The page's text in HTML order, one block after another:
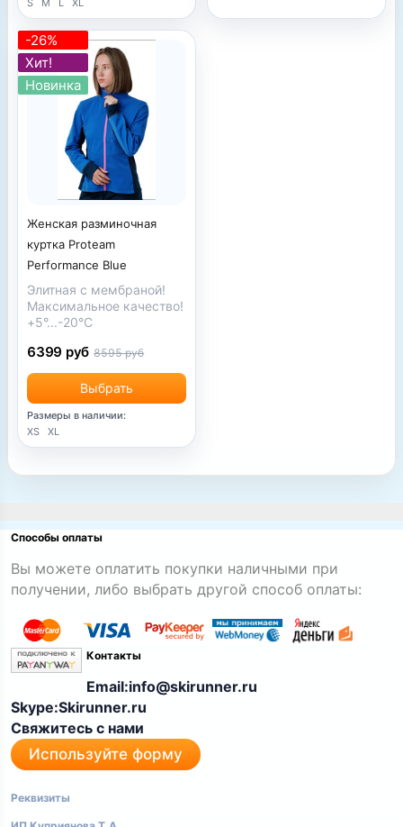
-26%
Хит!
Новинка
Женская разминочная
куртка Proteam
Performance Blue
Элитная с мембраной!
Максимальное качество!
+5°...-20°С
Выбрать
6399 руб 8595 руб
Размеры в наличии:
XS
XL
Способы оплаты
Вы можете оплатить покупки наличными при
получении, либо выбрать другой способ оплаты:
Контакты
Email:info@skirunner.ru
Skype:Skirunner.ru
Свяжитесь с нами
Используйте форму
Реквизиты